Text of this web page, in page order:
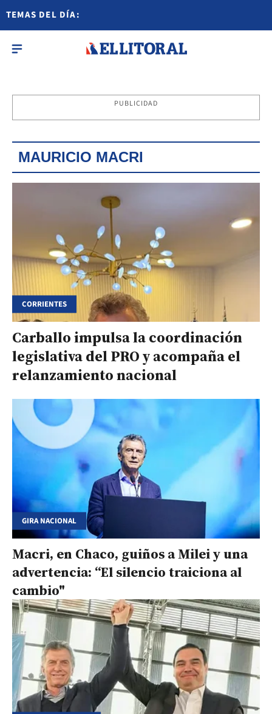
TEMAS DEL DÍA:
PUBLICIDAD
MAURICIO MACRI
CORRIENTES
Carballo impulsa la coordinación
legislativa del PRO y acompaña el
relanzamiento nacional
GIRA NACIONAL
Macri, en Chaco, guiños a Milei y una
advertencia: “El silencio traiciona al
cambio"